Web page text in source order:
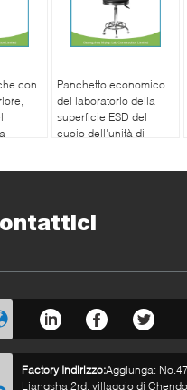
con
Panchetto economico
del laboratorio della
superficie ESD del
cuoio dell'unità di
dell'acciaio
inossidabile
Factory Indirizzo:Aggiunga:
Liangsha 2rd, villaggio di